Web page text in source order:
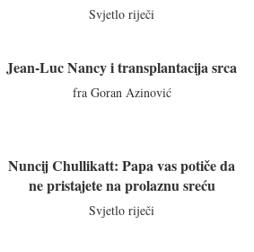
Svjetlo riječi
Jean-Luc Nancy i transplantacija srca
fra Goran Azinović
Nuncij Chullikatt: Papa vas potiče da
ne pristajete na prolaznu sreću
Svjetlo riječi